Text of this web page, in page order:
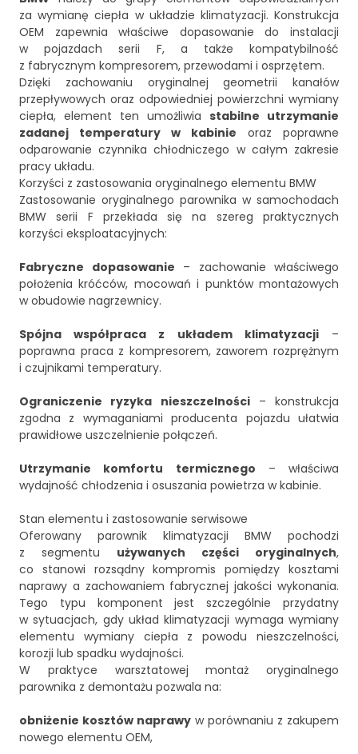
za wymianę ciepła w układzie klimatyzacji. Konstrukcja
OEM zapewnia właściwe dopasowanie do instalacji
w pojazdach serii F, a także kompatybilność
z fabrycznym kompresorem, przewodami i osprzętem.
Dzięki zachowaniu oryginalnej geometrii kanałów
przepływowych oraz odpowiedniej powierzchni wymiany
ciepła, element ten umożliwia stabilne utrzymanie
zadanej temperatury w kabinie oraz poprawne
odparowanie czynnika chłodniczego w całym zakresie
pracy układu.
Korzyści z zastosowania oryginalnego elementu BMW
Zastosowanie oryginalnego parownika w samochodach
BMW serii F przekłada się na szereg praktycznych
korzyści eksploatacyjnych:
Fabryczne dopasowanie – zachowanie właściwego
położenia króćców, mocowań i punktów montażowych
w obudowie nagrzewnicy.
Spójna współpraca z układem klimatyzacji–
poprawna praca z kompresorem, zaworem rozprężnym
i czujnikami temperatury.
Ograniczenie ryzyka nieszczelności– konstrukcja
zgodna z wymaganiami producenta pojazdu ułatwia
prawidłowe uszczelnienie połączeń.
Utrzymanie komfortu termicznego – właściwa
wydajność chłodzenia i osuszania powietrza w kabinie.
Stan elementu i zastosowanie serwisowe
Oferowany parownik klimatyzacji BMW pochodzi
z segmentu używanych części oryginalnych,
co stanowi rozsądny kompromis pomiędzy kosztami
naprawy a zachowaniem fabrycznej jakości wykonania.
Tego typu komponent jest szczególnie przydatny
w sytuacjach, gdy układ klimatyzacji wymaga wymiany
elementu wymiany ciepła z powodu nieszczelności,
korozji lub spadku wydajności.
W praktyce warsztatowej montaż oryginalnego
parownika z demontażu pozwala na:
obniżenie kosztów naprawy w porównaniu z zakupem
nowego elementu OEM,